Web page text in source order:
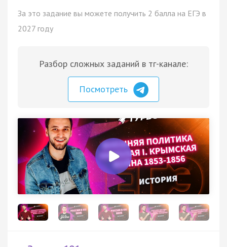
За это задание вы можете получить 2 балла на ЕГЭ в
2027 году
Разбор сложных заданий в тг-канале:
Посмотреть